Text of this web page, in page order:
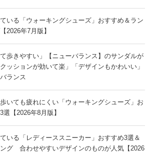
いる「ウォーキングシューズ」おすすめ＆ラン
2026年7月版】
て歩きやすい」【ニューバランス】のサンダルが
ッションが効いて楽」「デザインもかわいい」
ランス
いても疲れにくい「ウォーキングシューズ」お
選【2026年8月版】
いる「レディーススニーカー」おすすめ3選＆
グ 合わせやすいデザインのものが人気【2026